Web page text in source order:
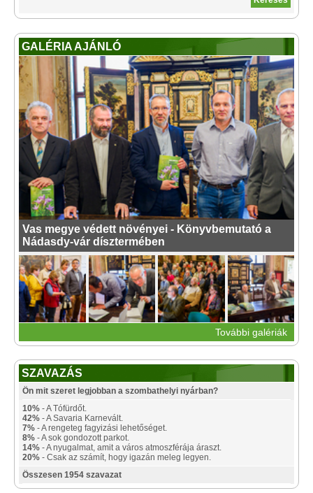
GALÉRIA AJÁNLÓ
Vas megye védett növényei - Könyvbemutató a
Nádasdy-vár dísztermében
További galériák
SZAVAZÁS
Ön mit szeret legjobban a szombathelyi nyárban?
10% - A Tófürdőt.
42% - A Savaria Karnevált.
7% - A rengeteg fagyizási lehetőséget.
8% - A sok gondozott parkot.
14% - A nyugalmat, amit a város atmoszférája áraszt.
20% - Csak az számít, hogy igazán meleg legyen.
Összesen 1954 szavazat